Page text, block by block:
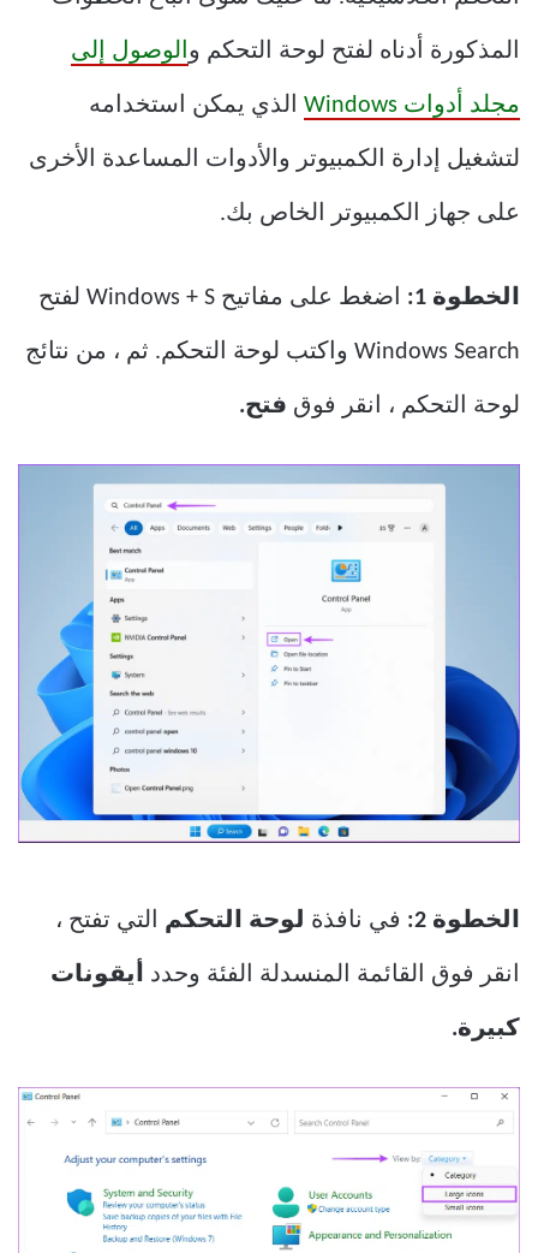
المذكورة أدناه لفتح لوحة التحكم والوصول إلى
مجلد أدوات Windows الذي يمكن استخدامه
لتشغيل إدارة الكمبيوتر والأدوات المساعدة الأخرى
على جهاز الكمبيوتر الخاص بك.
الخطوة 1: اضغط على مفاتيح Windows + S لفتح
Windows Search واكتب لوحة التحكم. ثم ، من نتائج
لوحة التحكم ، انقر فوق فتح.
الخطوة 2: في نافذة لوحة التحكم التي تفتح ،
انقر فوق القائمة المنسدلة الفئة وحدد أيقونات
كبيرة.